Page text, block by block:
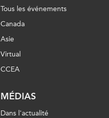
Tous les événements
Canada
Asie
Virtual
CCEA
MÉDIAS
Dans l'actualité